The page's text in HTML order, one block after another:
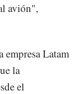
avión",
empresa Latam
la
el